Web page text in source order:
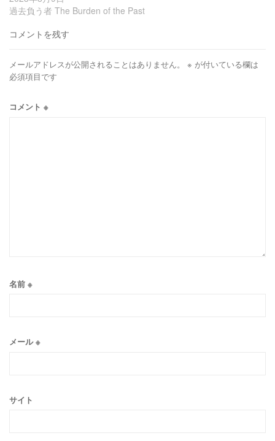
過去負う者 The Burden of the Past
コメントを残す
メールアドレスが公開されることはありません。 ※ が付いている欄は
必須項目です
コメント ※
名前 ※
メール※
サイト